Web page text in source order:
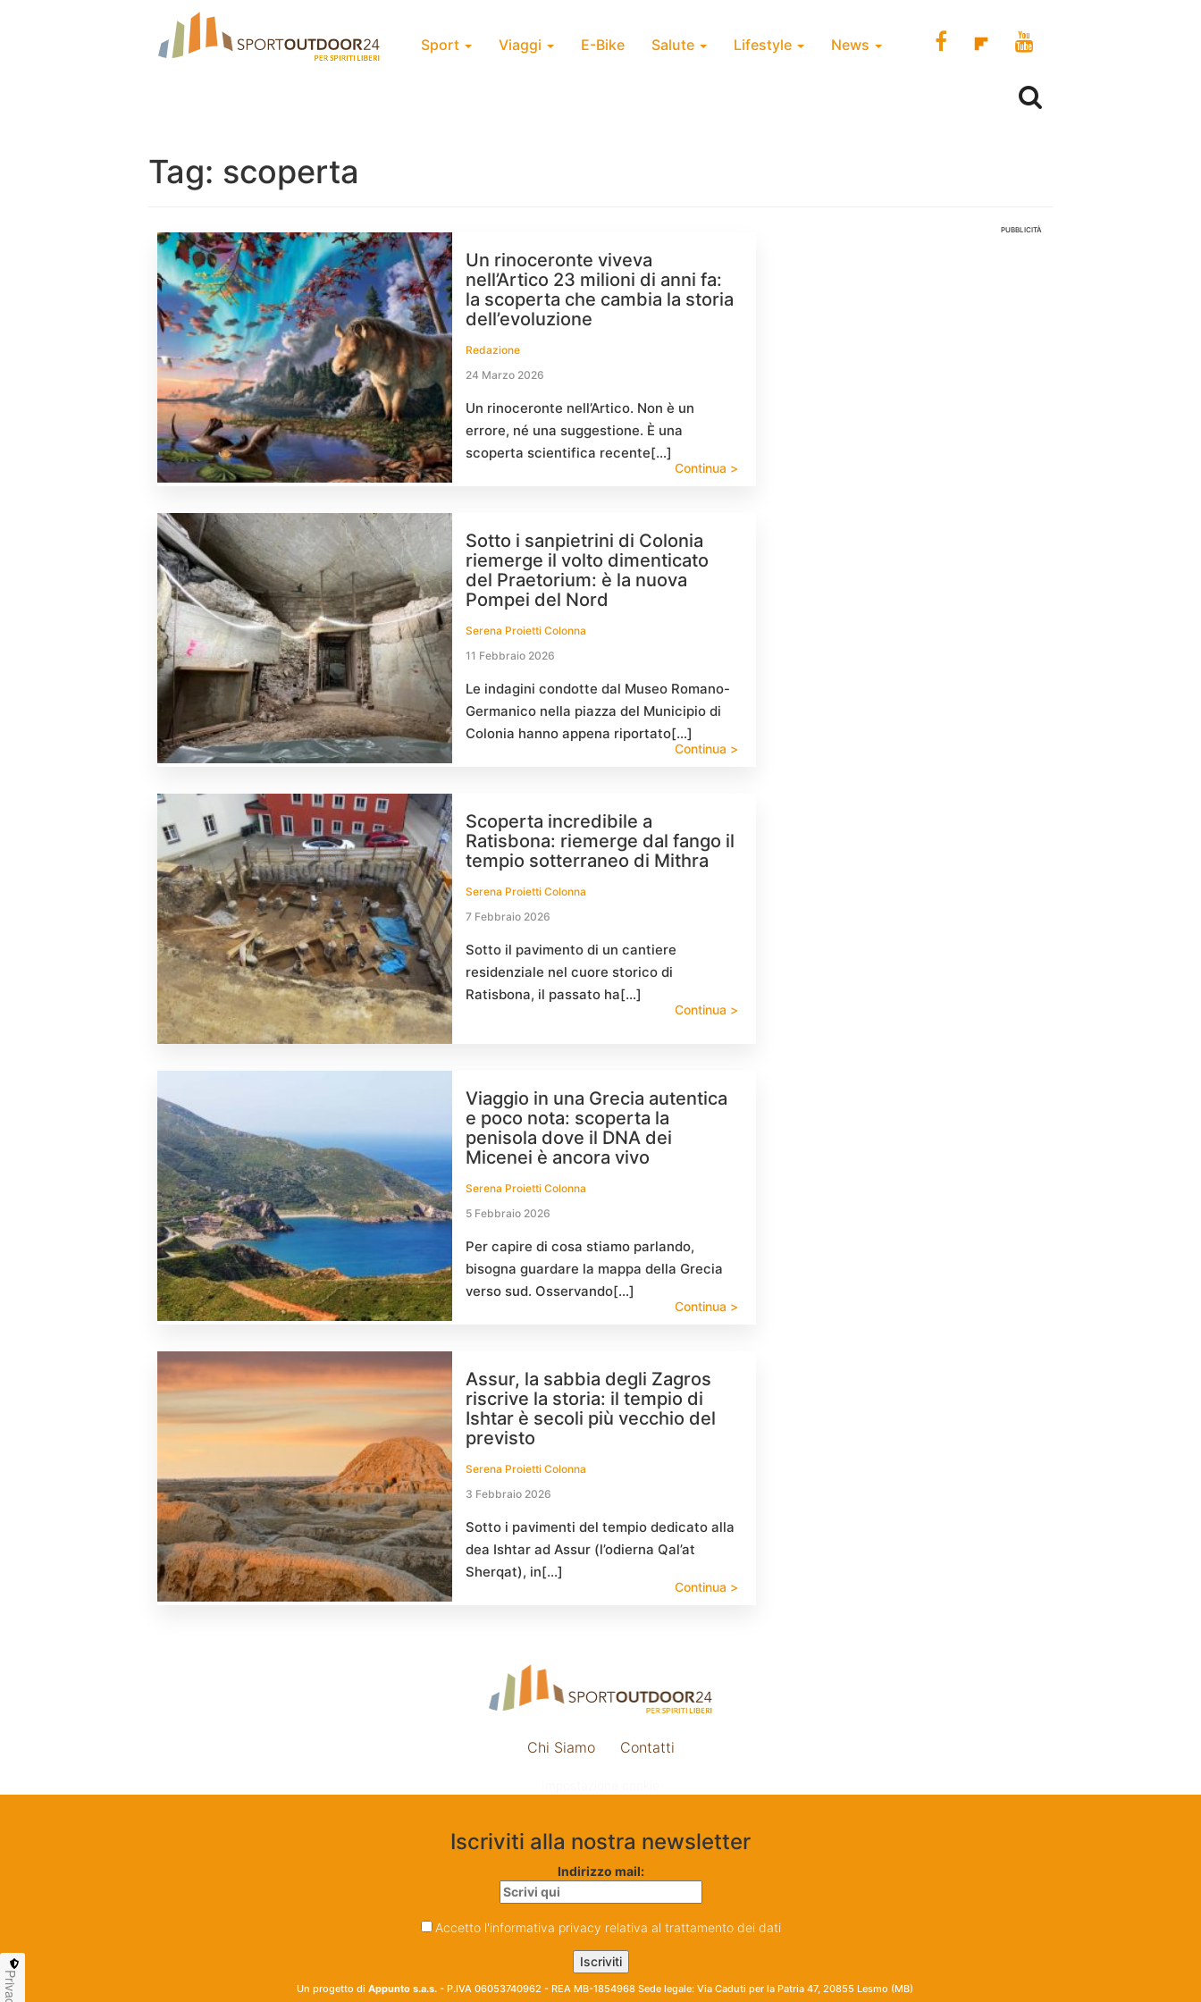
Sport Viaggi E-Bike Salute Lifestyle News
Tag: scoperta
Un rinoceronte viveva
nell’Artico 23 milioni di anni fa:
la scoperta che cambia la storia
dell’evoluzione
Redazione
24 Marzo 2026
Un rinoceronte nell’Artico. Non è un
errore, né una suggestione. È una
scoperta scientifica recente[…]
Continua >
Sotto i sanpietrini di Colonia
riemerge il volto dimenticato
del Praetorium: è la nuova
Pompei del Nord
Serena Proietti Colonna
11 Febbraio 2026
Le indagini condotte dal Museo Romano-
Germanico nella piazza del Municipio di
Colonia hanno appena riportato[…]
Continua >
Scoperta incredibile a
Ratisbona: riemerge dal fango il
tempio sotterraneo di Mithra
Serena Proietti Colonna
7 Febbraio 2026
Sotto il pavimento di un cantiere
residenziale nel cuore storico di
Ratisbona, il passato ha[…]
Continua >
Viaggio in una Grecia autentica
e poco nota: scoperta la
penisola dove il DNA dei
Micenei è ancora vivo
Serena Proietti Colonna
5 Febbraio 2026
Per capire di cosa stiamo parlando,
bisogna guardare la mappa della Grecia
verso sud. Osservando[…]
Continua >
Assur, la sabbia degli Zagros
riscrive la storia: il tempio di
Ishtar è secoli più vecchio del
previsto
Serena Proietti Colonna
3 Febbraio 2026
Sotto i pavimenti del tempio dedicato alla
dea Ishtar ad Assur (l’odierna Qal’at
Sherqat), in[…]
Continua >
PUBBLICITÀ
Chi Siamo Contatti
Iscriviti alla nostra newsletter
Indirizzo mail:
Accetto l'informativa privacy relativa al trattamento dei dati
Un progetto di Appunto s.a.s. - P.IVA 06053740962 - REA MB-1854968 Sede legale: Via Caduti per la Patria 47, 20855 Lesmo (MB)
Privacy